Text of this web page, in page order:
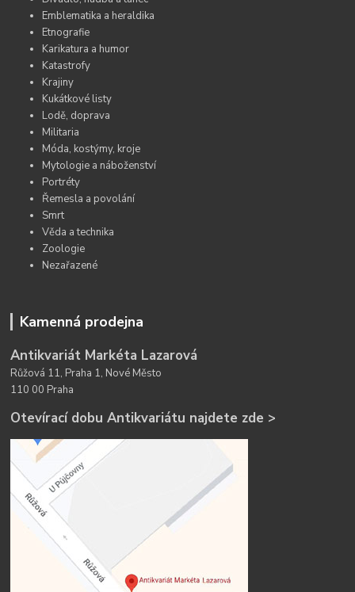
Emblematika a heraldika
Etnografie
Karikatura a humor
Katastrofy
Krajiny
Kukátkové listy
Lodě, doprava
Militaria
Móda, kostýmy, kroje
Mytologie a náboženství
Portréty
Řemesla a povolání
Smrt
Věda a technika
Zoologie
Nezařazené
Kamenná prodejna
Antikvariát Markéta Lazarová
Růžová 11, Praha 1, Nové Město
110 00 Praha
Otevírací dobu Antikvariátu najdete zde >